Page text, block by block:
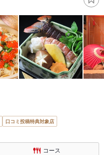
口コミ投稿特典対象店
コース